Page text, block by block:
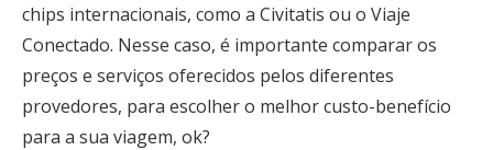
chips internacionais, como a Civitatis ou o Viaje
Conectado. Nesse caso, é importante comparar os
preços e serviços oferecidos pelos diferentes
provedores, para escolher o melhor custo-benefício
para a sua viagem, ok?